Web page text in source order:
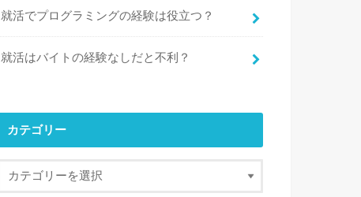
就活でプログラミングの経験は役立つ？
就活はバイトの経験なしだと不利？
カテゴリー